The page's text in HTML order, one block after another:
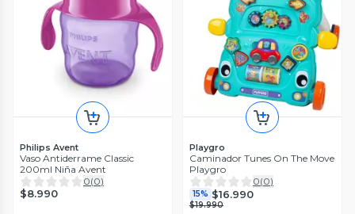
Philips Avent
Vaso Antiderrame Classic
200ml Niña Avent
0(0)
$8.990
Playgro
Caminador Tunes On The Move
Playgro
0(0)
15% $16.990
$19.990